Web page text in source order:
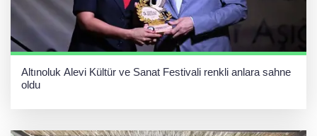
Altınoluk Alevi Kültür ve Sanat Festivali renkli anlara sahne
oldu